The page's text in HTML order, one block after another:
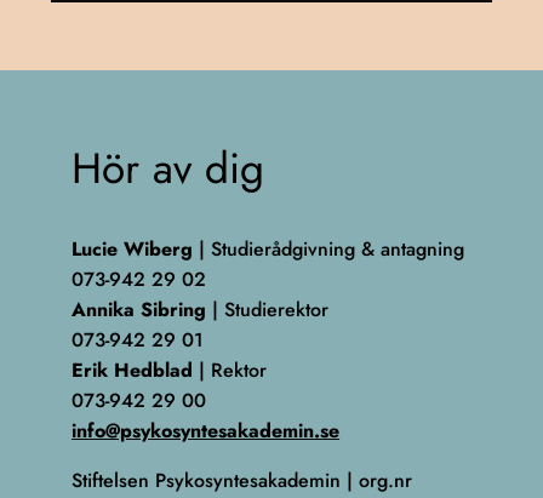
Hör av dig
Lucie Wiberg | Studierådgivning & antagning
073-942 29 02
Annika Sibring | Studierektor
073-942 29 01
Erik Hedblad | Rektor
073-942 29 00
info@psykosyntesakademin.se
Stiftelsen Psykosyntesakademin | org.nr